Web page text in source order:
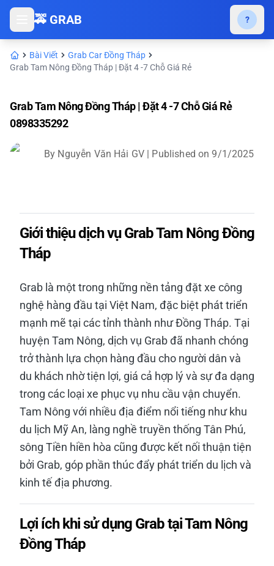
🚕 GRAB ?
Bài Viết
Grab Car Đồng Tháp
Grab Tam Nông Đồng Tháp | Đặt 4 -7 Chỗ Giá Rẻ
Grab Tam Nông Đồng Tháp | Đặt 4 -7 Chỗ Giá Rẻ
0898335292
By Nguyễn Văn Hải GV | Published on 9/1/2025
Giới thiệu dịch vụ Grab Tam Nông Đồng
Tháp
Grab là một trong những nền tảng đặt xe công
nghệ hàng đầu tại Việt Nam, đặc biệt phát triển
mạnh mẽ tại các tỉnh thành như Đồng Tháp. Tại
huyện Tam Nông, dịch vụ Grab đã nhanh chóng
trở thành lựa chọn hàng đầu cho người dân và
du khách nhờ tiện lợi, giá cả hợp lý và sự đa dạng
trong các loại xe phục vụ nhu cầu vận chuyển.
Tam Nông với nhiều địa điểm nổi tiếng như khu
du lịch Mỹ An, làng nghề truyền thống Tân Phú,
sông Tiền hiền hòa cũng được kết nối thuận tiện
bởi Grab, góp phần thúc đẩy phát triển du lịch và
kinh tế địa phương.
Lợi ích khi sử dụng Grab tại Tam Nông
Đồng Tháp